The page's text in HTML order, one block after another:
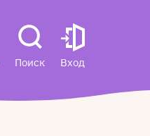
Поиск Вход